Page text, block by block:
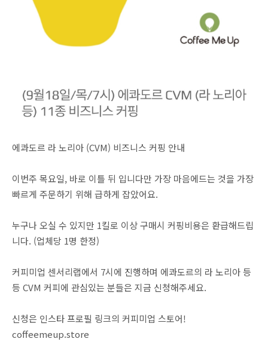
에콰도르 라 노리아 (CVM) 비즈니스 커핑 안내
이번주 목요일, 바로 이틀 뒤 입니다만 가장 마음에드는 것을 가장
빠르게 주문하기 위해 급하게 잡았어요.
누구나 오실 수 있지만 1킬로 이상 구매시 커핑비용은 환급해드립
니다. (업체당 1명 한정)
커피미업 센서리랩에서 7시에 진행하며 에콰도르의 라 노리아 등
등 CVM 커피에 관심있는 분들은 지금 신청해주세요.
신청은 인스타 프로필 링크의 커피미업 스토어!
coffeemeup.store